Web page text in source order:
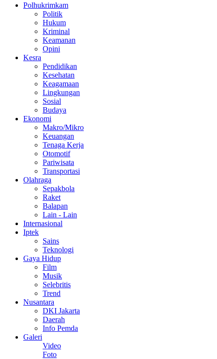
Polhukrimkam
Politik
Hukum
Kriminal
Keamanan
Opini
Kesra
Pendidikan
Kesehatan
Keagamaan
Lingkungan
Sosial
Budaya
Ekonomi
Makro/Mikro
Keuangan
Tenaga Kerja
Otomotif
Pariwisata
Transportasi
Olahraga
Sepakbola
Raket
Balapan
Lain - Lain
Internasional
Iptek
Sains
Teknologi
Gaya Hidup
Film
Musik
Selebritis
Trend
Nusantara
DKI Jakarta
Daerah
Info Pemda
Galeri
Video
Foto